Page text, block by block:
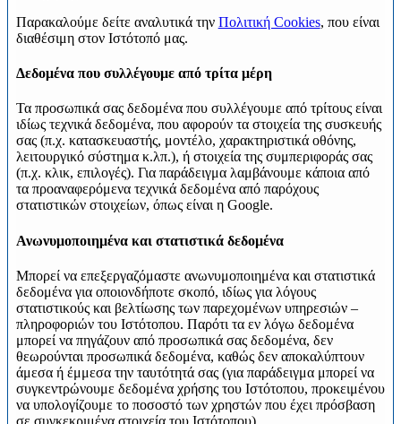
Παρακαλούμε δείτε αναλυτικά την Πολιτική Cookies, που είναι
διαθέσιμη στον Ιστότοπό μας.
Δεδομένα που συλλέγουμε από τρίτα μέρη
Τα προσωπικά σας δεδομένα που συλλέγουμε από τρίτους είναι
ιδίως τεχνικά δεδομένα, που αφορούν τα στοιχεία της συσκευής
σας (π.χ. κατασκευαστής, μοντέλο, χαρακτηριστικά οθόνης,
λειτουργικό σύστημα κ.λπ.), ή στοιχεία της συμπεριφοράς σας
(π.χ. κλικ, επιλογές). Για παράδειγμα λαμβάνουμε κάποια από
τα προαναφερόμενα τεχνικά δεδομένα από παρόχους
στατιστικών στοιχείων, όπως είναι η Google.
Ανωνυμοποιημένα και στατιστικά δεδομένα
Μπορεί να επεξεργαζόμαστε ανωνυμοποιημένα και στατιστικά
δεδομένα για οποιονδήποτε σκοπό, ιδίως για λόγους
στατιστικούς και βελτίωσης των παρεχομένων υπηρεσιών –
πληροφοριών του Ιστότοπου. Παρότι τα εν λόγω δεδομένα
μπορεί να πηγάζουν από προσωπικά σας δεδομένα, δεν
θεωρούνται προσωπικά δεδομένα, καθώς δεν αποκαλύπτουν
άμεσα ή έμμεσα την ταυτότητά σας (για παράδειγμα μπορεί να
συγκεντρώνουμε δεδομένα χρήσης του Ιστότοπου, προκειμένου
να υπολογίζουμε το ποσοστό των χρηστών που έχει πρόσβαση
σε συγκεκριμένα στοιχεία του Ιστότοπου).